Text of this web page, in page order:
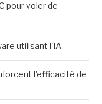
pour voler de
utilisant l'IA
l'efficacité de